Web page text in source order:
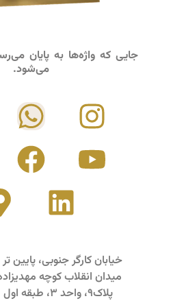
جایی که واژه‌ها به پایان
می‌شود.
خیابان کارگر جنوبی، پایین تر
میدان انقلاب کوچه
پلاک9، واحد 3، طبقه اول